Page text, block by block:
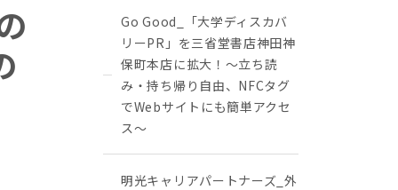
Go Good_「大学ディスカバ
リーPR」を三省堂書店神田神
保町本店に拡大！〜立ち読
み・持ち帰り自由、NFCタグ
でWebサイトにも簡単アクセ
ス～
明光キャリアパートナーズ_外